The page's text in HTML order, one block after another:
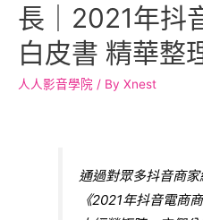
長｜2021年抖
白皮書 精華整
人人影音學院 / By Xnest
通過對眾多抖音商
《2021年抖音電商